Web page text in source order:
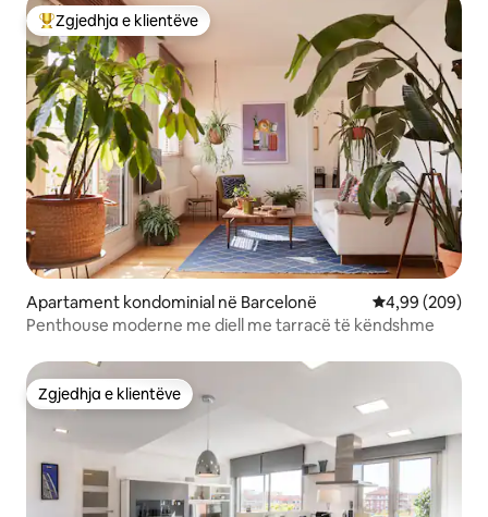
Më të mirat e zgjedhjeve të klientëve
Zgjedhja e klientëve
Apartament kondominial në Barcelonë Vlerësimi
4,99 (209)
Penthouse moderne me diell me tarracë të këndshme
Zgjedhja e klientëve
Zgjedhja e klientëve